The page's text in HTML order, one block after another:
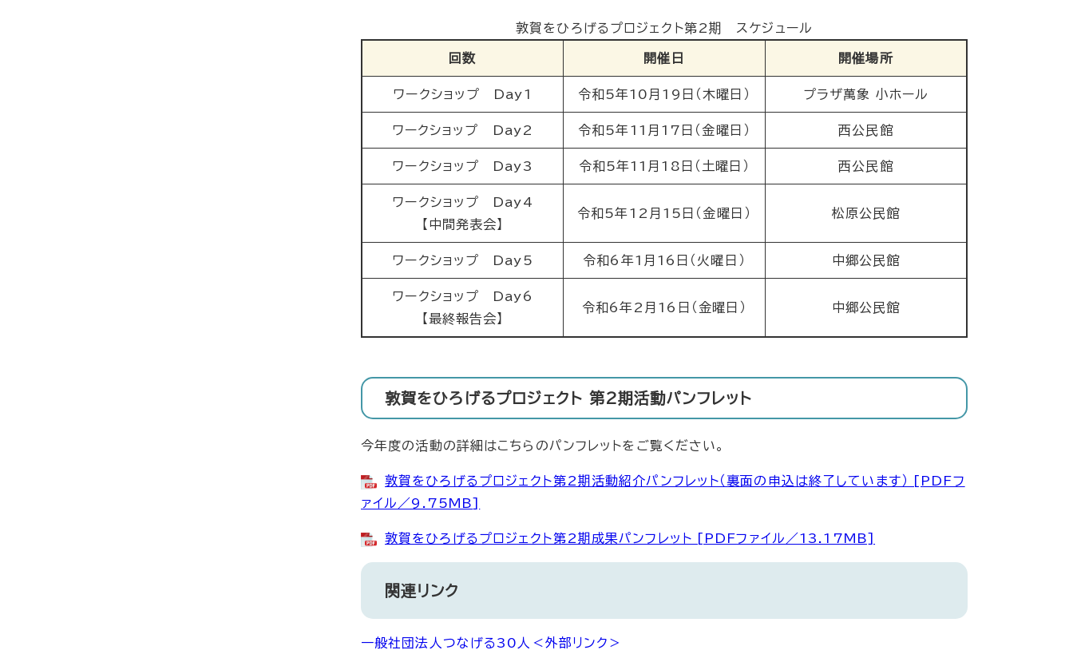
敦賀をひろげるプロジェクト第2期 スケジュール
回数 開催日 開催場所
ワークショップ Day1 令和5年10月19日（木曜日） プラザ萬象 小ホール
ワークショップ Day2 令和5年11月17日（金曜日） 西公民館
ワークショップ Day3 令和5年11月18日（土曜日） 西公民館
ワークショップ Day4
【中間発表会】
令和5年12月15日（金曜日） 松原公民館
ワークショップ Day5 令和6年1月16日（火曜日） 中郷公民館
ワークショップ Day6
【最終報告会】
令和6年2月16日（金曜日） 中郷公民館
敦賀をひろげるプロジェクト 第2期活動パンフレット
今年度の活動の詳細はこちらのパンフレットをご覧ください。
敦賀をひろげるプロジェクト第2期活動紹介パンフレット（裏面の申込は終了しています） [PDFフ
ァイル／9.75MB]
敦賀をひろげるプロジェクト第2期成果パンフレット [PDFファイル／13.17MB]
関連リンク
一般社団法人つなげる30人 ＜外部リンク＞